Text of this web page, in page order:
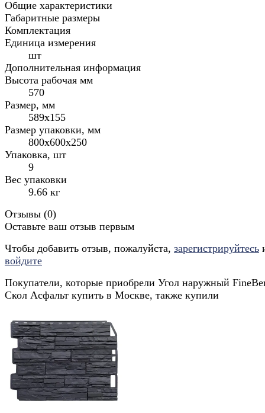
Общие характеристики
Габаритные размеры
Комплектация
Единица измерения
шт
Дополнительная информация
Высота рабочая мм
570
Размер, мм
589х155
Размер упаковки, мм
800x600x250
Упаковка, шт
9
Вес упаковки
9.66 кг
Отзывы (0)
Оставьте ваш отзыв первым
Чтобы добавить отзыв, пожалуйста, зарегистрируйтесь
войдите
Покупатели, которые приобрели Угол наружный
Скол Асфальт купить в Москве, также купили